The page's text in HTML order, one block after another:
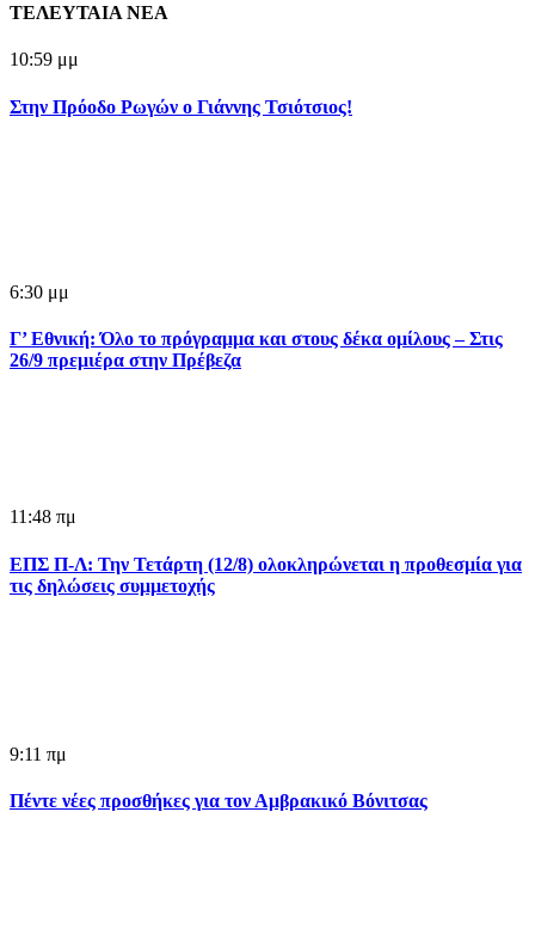
ΤΕΛΕΥΤΑΙΑ ΝΕΑ
10:59 μμ
Στην Πρόοδο Ρωγών ο Γιάννης Τσιότσιος!
6:30 μμ
Γ’ Εθνική: Όλο το πρόγραμμα και στους δέκα ομίλους – Στις
26/9 πρεμιέρα στην Πρέβεζα
11:48 πμ
ΕΠΣ Π-Λ: Την Τετάρτη (12/8) ολοκληρώνεται η προθεσμία για
τις δηλώσεις συμμετοχής
9:11 πμ
Πέντε νέες προσθήκες για τον Αμβρακικό Βόνιτσας